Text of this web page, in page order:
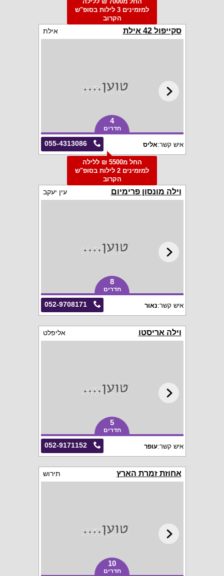
למזמינים 3 לילות בסופ"ש
הקרוב
סקייפול 42 אילת אילת
4
חדרים
055-4313086 איש קשר:אליס
החל מ5500 ₪ ללילה
למזמינים 2 לילות בסופ"ש
הקרוב
וילה מונסון פרימיום עין יעקב
8
חדרים
052-9708171 איש קשר:נאור
וילה אריסטו אליפלט
5
חדרים
052-9171152 איש קשר:עופר
אחוזת זמרת הארץ תירוש
10
חדרים